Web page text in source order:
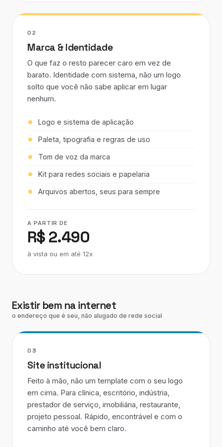
02
Marca & Identidade
O que faz o resto parecer caro em vez de
barato. Identidade com sistema, não um logo
solto que você não sabe aplicar em lugar
nenhum.
Logo e sistema de aplicação
Paleta, tipografia e regras de uso
Tom de voz da marca
Kit para redes sociais e papelaria
Arquivos abertos, seus para sempre
A PARTIR DE
R$ 2.490
à vista ou em até 12x
Existir bem na internet
o endereço que é seu, não alugado de rede social
03
Site institucional
Feito à mão, não um template com o seu logo
em cima. Para clínica, escritório, indústria,
prestador de serviço, imobiliária, restaurante,
projeto pessoal. Rápido, encontrável e com o
caminho até você bem claro.